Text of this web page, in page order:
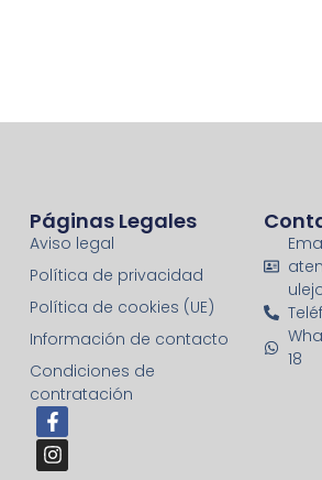
Páginas Legales
Aviso legal
Política de privacidad
Política de cookies (UE)
Información de contacto
Condiciones de
contratación
18
F
a
c
e
I
n
s
t